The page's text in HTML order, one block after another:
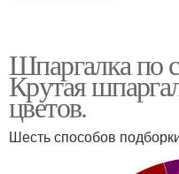
Шпаргалка по
Крутая
цветов.
Шесть способов